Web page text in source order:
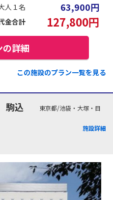
人１名 63,900円
金合計 127,800円
の詳細
この施設のプラン一覧を見る
駒込
東京都/池袋・大塚・目
施設詳細